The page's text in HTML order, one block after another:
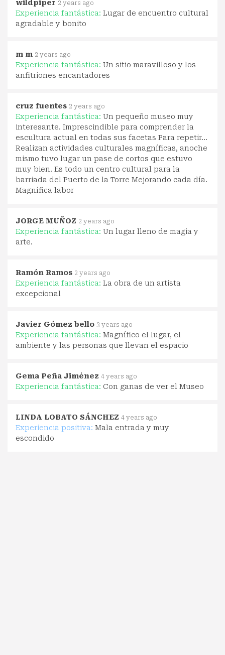
wildpiper 2 years ago
Experiencia fantástica: Lugar de encuentro cultural
agradable y bonito
m m 2 years ago
Experiencia fantástica: Un sitio maravilloso y los
anfitriones encantadores
cruz fuentes 2 years ago
Experiencia fantástica: Un pequeño museo muy
interesante. Imprescindible para comprender la
escultura actual en todas sus facetas Para repetir...
Realizan actividades culturales magníficas, anoche
mismo tuvo lugar un pase de cortos que estuvo
muy bien. Es todo un centro cultural para la
barriada del Puerto de la Torre Mejorando cada día.
Magnífica labor
JORGE MUÑOZ 2 years ago
Experiencia fantástica: Un lugar lleno de magia y
arte.
Ramón Ramos 2 years ago
Experiencia fantástica: La obra de un artista
excepcional
Javier Gómez bello 3 years ago
Experiencia fantástica: Magnífico el lugar, el
ambiente y las personas que llevan el espacio
Gema Peña Jiménez 4 years ago
Experiencia fantástica: Con ganas de ver el Museo
LINDA LOBATO SÁNCHEZ 4 years ago
Experiencia positiva: Mala entrada y muy
escondido